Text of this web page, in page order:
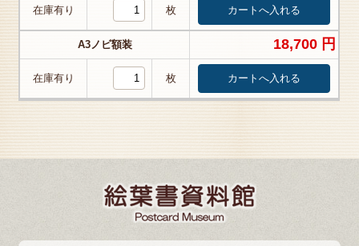
在庫有り 枚
A3ノビ額装 18,700 円
在庫有り 枚